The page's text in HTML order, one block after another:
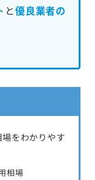
と優良業者の
をわかりやす
相場